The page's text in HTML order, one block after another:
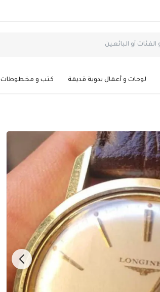
لوحات و أعمال يدوية قديمة كتب و مخطوطات